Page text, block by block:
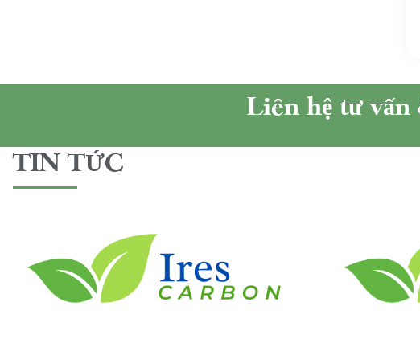
Liên hệ tư vấn
TIN TỨC